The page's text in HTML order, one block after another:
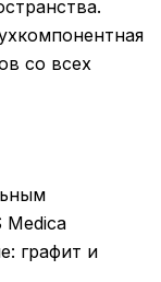
со всех
графит и